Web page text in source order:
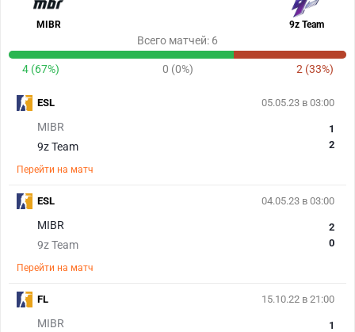
MIBR 9z Team
Всего матчей: 6
4 (67%) 0 (0%) 2 (33%)
05.05.23 в 03:00
MIBR
9z Team
1
2
Перейти на матч
ESL
04.05.23 в 03:00
MIBR
9z Team
2
0
Перейти на матч
ESL
15.10.22 в 21:00
MIBR
1
FL